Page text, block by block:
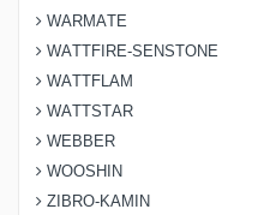
WARMATE
WATTFIRE-SENSTONE
WATTFLAM
WATTSTAR
WEBBER
WOOSHIN
ZIBRO-KAMIN